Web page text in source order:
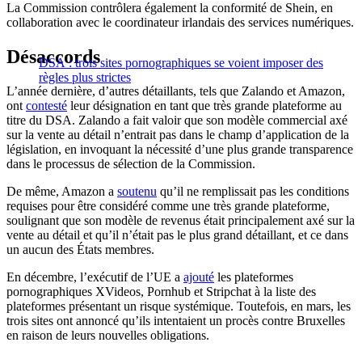
La Commission contrôlera également la conformité de Shein, en
collaboration avec le coordinateur irlandais des services numériques.
DSA : trois sites pornographiques se voient imposer des
règles plus strictes
Désaccords
L’année dernière, d’autres détaillants, tels que Zalando et Amazon,
ont contesté leur désignation en tant que très grande plateforme au
titre du DSA. Zalando a fait valoir que son modèle commercial axé
sur la vente au détail n’entrait pas dans le champ d’application de la
législation, en invoquant la nécessité d’une plus grande transparence
dans le processus de sélection de la Commission.
De même, Amazon a soutenu qu’il ne remplissait pas les conditions
requises pour être considéré comme une très grande plateforme,
soulignant que son modèle de revenus était principalement axé sur la
vente au détail et qu’il n’était pas le plus grand détaillant, et ce dans
un aucun des États membres.
En décembre, l’exécutif de l’UE a ajouté les plateformes
pornographiques XVideos, Pornhub et Stripchat à la liste des
plateformes présentant un risque systémique. Toutefois, en mars, les
trois sites ont annoncé qu’ils intentaient un procès contre Bruxelles
en raison de leurs nouvelles obligations.